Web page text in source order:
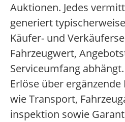
Auktionen. Jedes
generiert
Käufer- und
Fahrzeugwert,
Serviceumfang
Erlöse über
wie Transport,
inspektion sowie